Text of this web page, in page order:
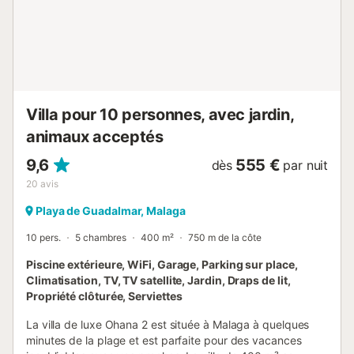
Villa pour 10 personnes, avec jardin,
animaux acceptés
9,6
20 avis
dès 555 € par nuit
Playa de Guadalmar, Malaga
10 pers. 5 chambres 400 m² 750 m de la côte
Piscine extérieure, WiFi, Garage, Parking sur place,
Climatisation, TV, TV satellite, Jardin, Draps de lit,
Propriété clôturée, Serviettes
La villa de luxe Ohana 2 est située à Malaga à quelques
minutes de la plage et est parfaite pour des vacances